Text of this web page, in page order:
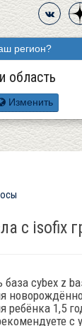
регион?
область
Изменить
с isofix
база cybex z
ребёнка 1,5
с